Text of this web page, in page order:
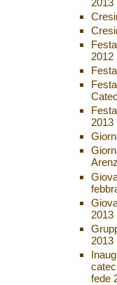
2013
2012
2013
2013
2013
fede